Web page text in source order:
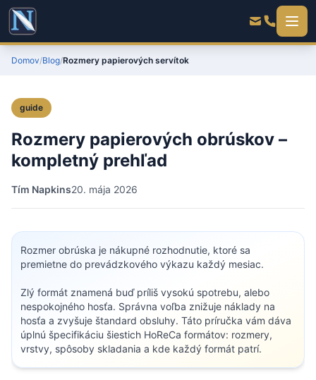
Domov/Blog/Rozmery papierových servítok
guide
Rozmery papierových obrúskov –
kompletný prehľad
Tím Napkins20. mája 2026
Rozmer obrúska je nákupné rozhodnutie, ktoré sa
premietne do prevádzkového výkazu každý mesiac.
Zlý formát znamená buď príliš vysokú spotrebu, alebo
nespokojného hosťa. Správna voľba znižuje náklady na
hosťa a zvyšuje štandard obsluhy. Táto príručka vám dáva
úplnú špecifikáciu šiestich HoReCa formátov: rozmery,
vrstvy, spôsoby skladania a kde každý formát patrí.